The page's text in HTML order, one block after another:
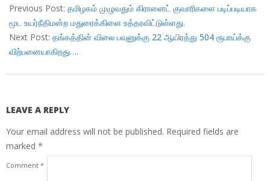
11-
30
Previous Post: தமிழகம் முழுவதும் கிரானைட் குவாரிகளை படிப்படியாக
மூட உயர்நீதிமன்ற மதுரைக்கிளை உத்தரவிட்டுள்ளது.
Next Post: தங்கத்தின் விலை பவுனுக்கு 22 ஆயிரத்து 504 ரூபாய்க்கு
விற்பனையாகிறது….
LEAVE A REPLY
Your email address will not be published. Required fields are
marked *
Comment *